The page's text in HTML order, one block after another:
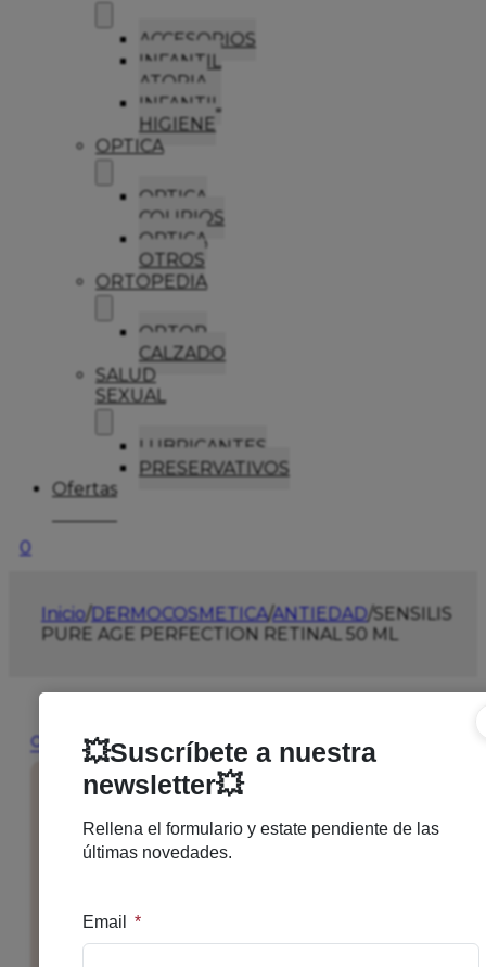
ACCESORIOS
INFANTIL
ATOPIA
INFANTIL
HIGIENE
OPTICA
OPTICA
COLIRIOS
OPTICA
OTROS
ORTOPEDIA
ORTOP
CALZADO
SALUD
SEXUAL
LUBRICANTES
PRESERVATIVOS
Ofertas
0
Inicio/DERMOCOSMETICA/ANTIEDAD/SENSILIS
PURE AGE PERFECTION RETINAL 50 ML
🔍